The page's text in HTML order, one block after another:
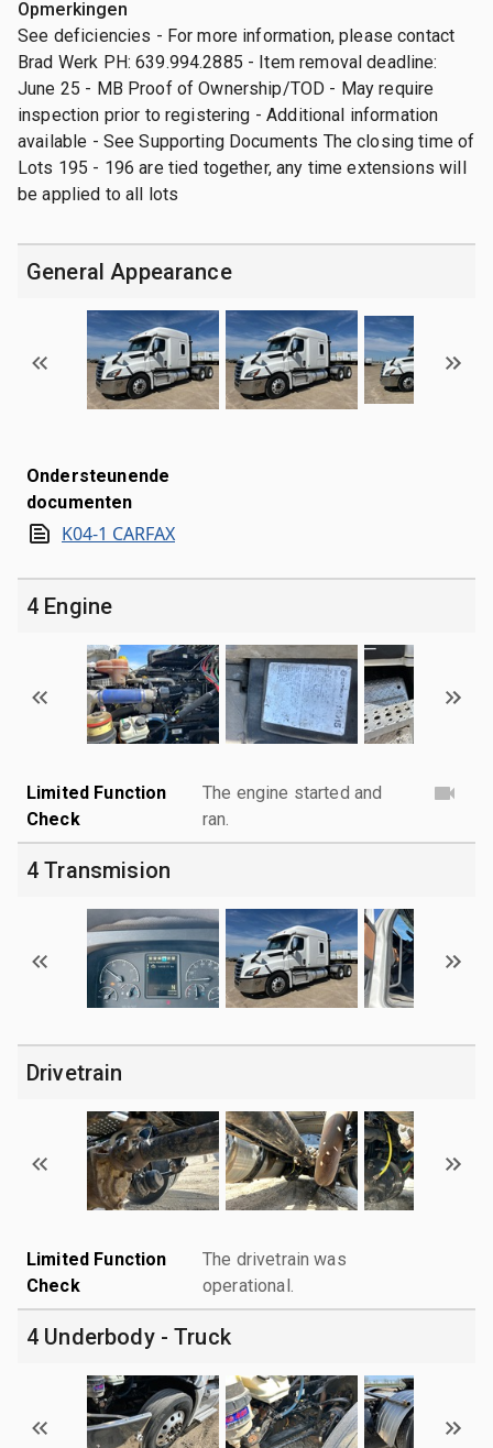
Opmerkingen
See deficiencies - For more information, please contact
Brad Werk PH: 639.994.2885 - Item removal deadline:
June 25 - MB Proof of Ownership/TOD - May require
inspection prior to registering - Additional information
available - See Supporting Documents The closing time of
Lots 195 - 196 are tied together, any time extensions will
be applied to all lots
General Appearance
Ondersteunende
documenten
K04-1 CARFAX
4 Engine
Limited Function
Check
The engine started and
ran.
4 Transmision
Drivetrain
Limited Function
Check
The drivetrain was
operational.
4 Underbody - Truck